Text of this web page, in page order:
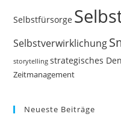
Selbstfürsorge
Selbstverwirklichung
storytelling strategisches
Zeitmanagement
Neueste Beiträge